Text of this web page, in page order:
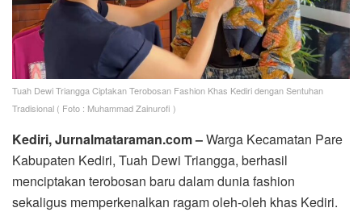
Tuah Dewi Triangga Ciptakan Terobosan Fashion Khas Kediri dengan Sentuhan
Tradisional ( Foto : Muhammad Zainurofi )
Kediri, Jurnalmataraman.com –Warga Kecamatan Pare
Kabupaten Kediri, Tuah Dewi Triangga, berhasil
menciptakan terobosan baru dalam dunia fashion
sekaligus memperkenalkan ragam oleh-oleh khas Kediri.